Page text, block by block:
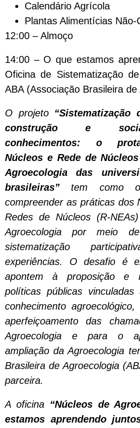
Calendário Agrícola
Plantas Alimentícias Não-
12:00 – Almoço
14:00 – O que estamos
Oficina de Sistematização
ABA (Associação Brasileira de
O projeto “Sistematização
construção e
conhecimentos: o
Núcleos e Rede de
Agroecologia das
brasileiras” tem como
compreender as práticas dos
Redes de Núcleos (R-
Agroecologia por meio
sistematização
experiências. O desafio é
apontem à proposição e
políticas públicas
conhecimento
aperfeiçoamento das
Agroecologia e para o
ampliação da Agroecologia
Brasileira de Agroecologia
parceira.
A oficina “Núcleos de
estamos aprendendo